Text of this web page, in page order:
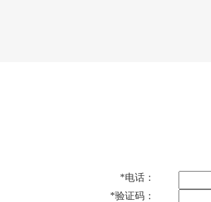
*电话：
*验证码：